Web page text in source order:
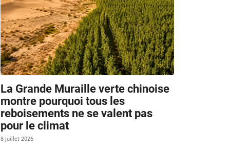
La Grande Muraille verte chinoise
montre pourquoi tous les
reboisements ne se valent pas
pour le climat
8 juillet 2026